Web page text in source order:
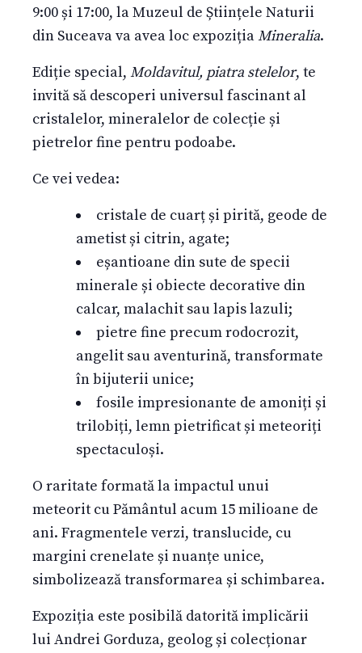
9:00 și 17:00, la Muzeul de Științele Naturii
din Suceava va avea loc expozițiaMineralia.
Ediție special, Moldavitul, piatra stelelor, te
invită să descoperi universul fascinant al
cristalelor, mineralelor de colecție și
pietrelor fine pentru podoabe.
Ce vei vedea:
cristale de cuarț și pirită, geode de
ametist și citrin, agate;
eșantioane din sute de specii
minerale și obiecte decorative din
calcar, malachit sau lapis lazuli;
pietre fine precum rodocrozit,
angelit sau aventurină, transformate
în bijuterii unice;
fosile impresionante de amoniți și
trilobiți, lemn pietrificat și meteoriți
spectaculoși.
O raritate formată la impactul unui
meteorit cu Pământul acum 15 milioane de
ani. Fragmentele verzi, translucide, cu
margini crenelate și nuanțe unice,
simbolizează transformarea și schimbarea.
Expoziția este posibilă datorită implicării
lui Andrei Gorduza, geolog și colecționar